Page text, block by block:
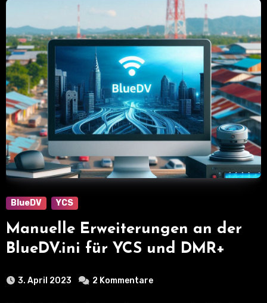
BlueDV YCS
Manuelle Erweiterungen an der
BlueDV.ini für YCS und DMR+
3. April 2023 2 Kommentare